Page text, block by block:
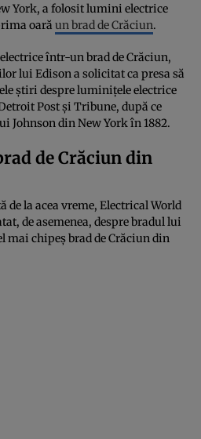
York, a folosit lumini electrice
oară un brad de Crăciun.
într-un brad de Crăciun,
lui Edison a solicitat ca presa să
știri despre luminițele electrice
Post și Tribune, după ce
Johnson din New York în 1882.
de Crăciun din
de la acea vreme, Electrical World
de asemenea, despre bradul lui
mai chipeș brad de Crăciun din